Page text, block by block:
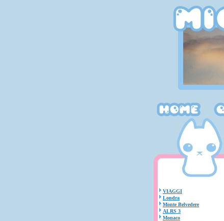
VIAGGI
Londra
Monte Belvedere
ALRS 3
Monaco